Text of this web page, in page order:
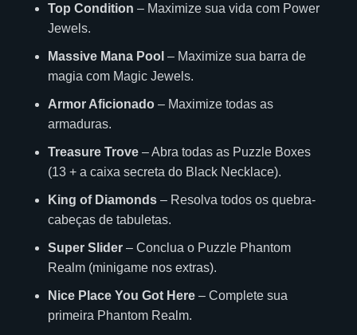
Top Condition – Maximize sua vida com Power
Jewels.
Massive Mana Pool – Maximize sua barra de
magia com Magic Jewels.
Armor Aficionado – Maximize todas as
armaduras.
Treasure Trove – Abra todas as Puzzle Boxes
(13 + a caixa secreta do Black Necklace).
King of Diamonds – Resolva todos os quebra-
cabeças de tabuletas.
Super Slider – Conclua o Puzzle Phantom
Realm (minigame nos extras).
Nice Place You Got Here – Complete sua
primeira Phantom Realm.